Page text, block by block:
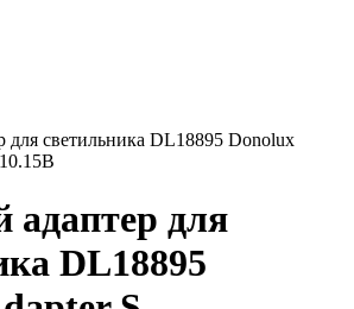
для светильника DL18895 Donolux
адаптер для
DL18895